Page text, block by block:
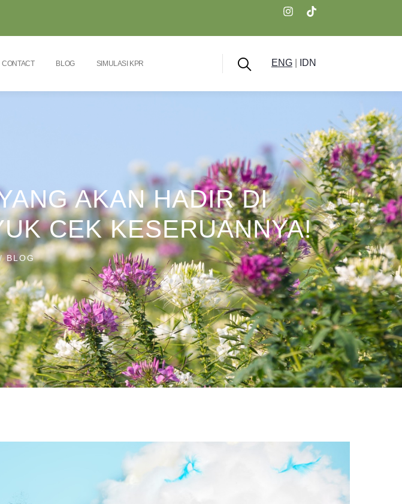
CONTACT BLOG SIMULASI KPR ENG| IDN
AKAN HADIR DI
CEK KESERUANNYA!
BLOG